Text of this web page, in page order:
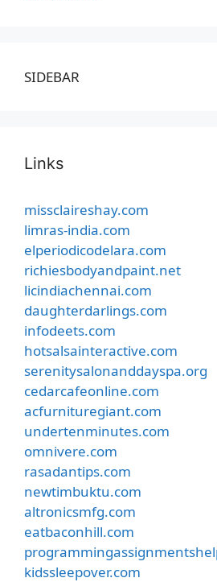
SIDEBAR
Links
missclaireshay.com
limras-india.com
elperiodicodelara.com
richiesbodyandpaint.net
licindiachennai.com
daughterdarlings.com
infodeets.com
hotsalsainteractive.com
serenitysalonanddayspa.org
cedarcafeonline.com
acfurnituregiant.com
undertenminutes.com
omnivere.com
rasadantips.com
newtimbuktu.com
altronicsmfg.com
eatbaconhill.com
kidssleepover.com